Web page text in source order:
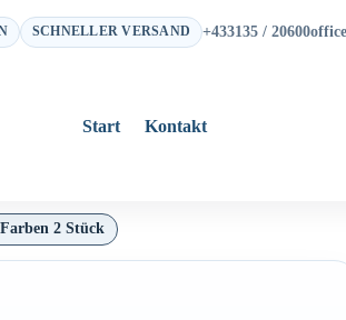
SCHNELLER VERSAND +433135 / 20600
Start Kontakt
2 Stück